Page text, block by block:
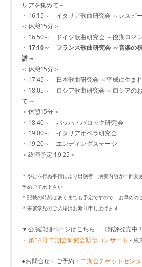
リアを集めて～
・16:15～ イタリア歌曲研究会 ～レスピ
＜休憩15分＞
・16:50～ ドイツ歌曲研究会 ～後期ロマ
・ 17:10～ フランス歌曲研究会 ～音楽の
譜～
＜休憩15分＞
・17:45～ 日本歌曲研究会 ～平成に生ま
・18:05～ ロシア歌曲研究会 ～ロシアの
て～
＜休憩15分＞
・18:40～ バッハ・バロック研究会
・19:00～ イタリアオペラ研究会
・19:20～ エンディングステージ
＜終演予定 19:25＞
＊やむを得ぬ事情により出演者・演奏内容が一部
予めご了承下さい
＊記載の時刻はあくまでも予定ですので、お早めの
＊未就学児のご入場はお断り申し上げます
▼公演詳細ページはこちら 《好評発売中！
・ 第14回 二期会研究会駅伝コンサート - 東
●お問合せ・ご予約： 二期会チケットセン